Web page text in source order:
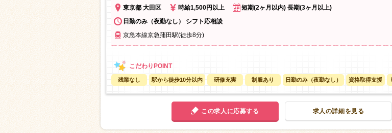
東京都 大田区 時給1,500円以上
短期(2ヶ月以内) 長期(3ヶ月以上)
日勤のみ（夜勤なし） シフト応相談
京急本線京急蒲田駅(徒歩8分)
残業なし 駅から徒歩10分以内 研修充実 制服あり 日勤のみ（夜勤なし） 資格取得支援
この求人に応募する 求人の詳細を見る